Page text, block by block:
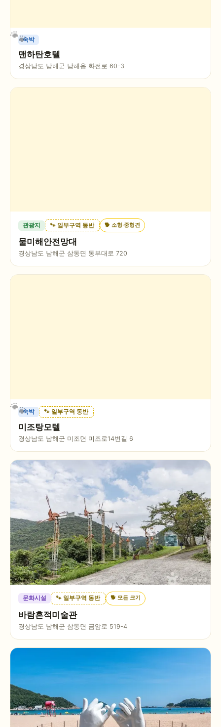
숙박
맨하탄호텔
경상남도 남해군 남해읍 화전로 60-3
관광지 🐾 일부구역 동반 🐕 소형·중형견
물미해안전망대
경상남도 남해군 삼동면 동부대로 720
숙박 🐾 일부구역 동반
미조탕모텔
경상남도 남해군 미조면 미조로14번길 6
문화시설 🐾 일부구역 동반 🐕 모든 크기
바람흔적미술관
경상남도 남해군 삼동면 금암로 519-4